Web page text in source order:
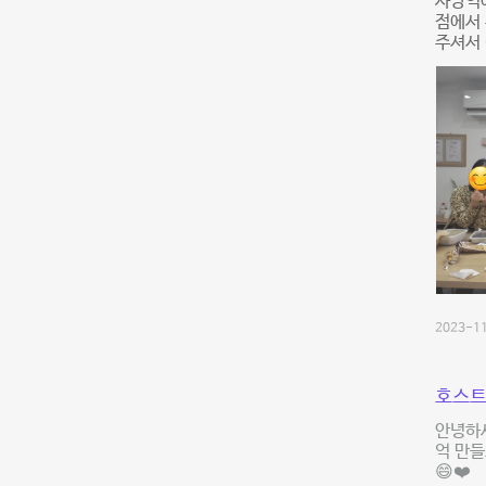
점에서
주셔서
2023-
호스
안녕하
억 만
😄❤️